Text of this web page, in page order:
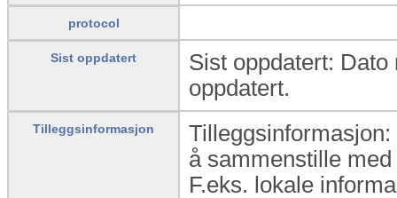
protocol
Sist oppdatert
Sist oppdatert:
oppdatert.
Tilleggsinformasjon
å sammenstille
F.eks. lokale